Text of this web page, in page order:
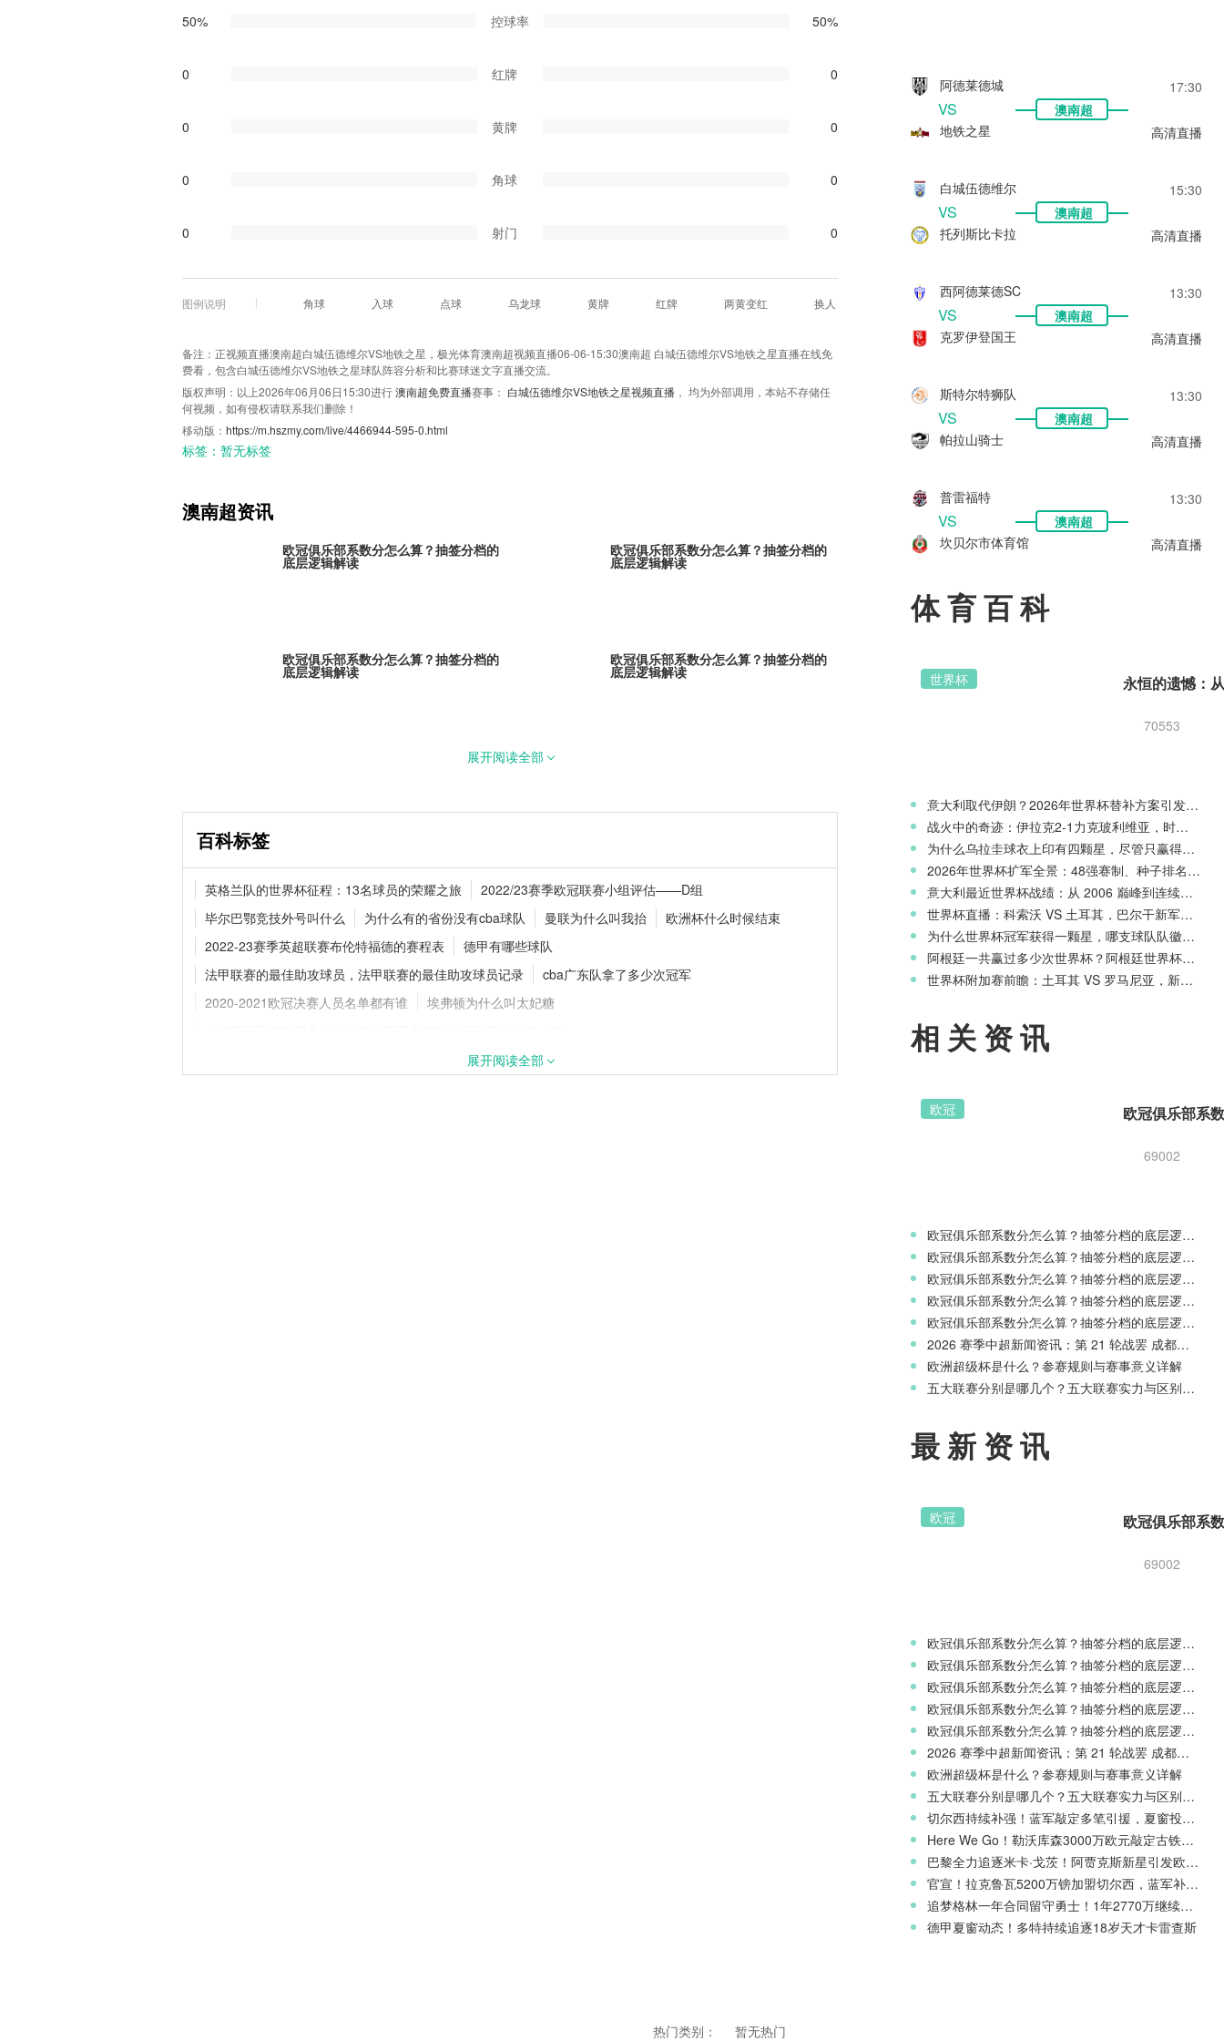
50% 控球率 50%
0 红牌 0
0 黄牌 0
0 角球 0
0 射门 0
图例说明 角球 入球 点球 乌龙球 黄牌 红牌 两黄变红 换人
备注：正视频直播澳南超白城伍德维尔VS地铁之星，极光体育澳南超视频直播06-06-15:30澳南超 白城伍德维尔VS地铁之星直播在线免
费看，包含白城伍德维尔VS地铁之星球队阵容分析和比赛球迷文字直播交流。
版权声明：以上2026年06月06日15:30进行澳南超免费直播赛事： 白城伍德维尔VS地铁之星视频直播 ， 均为外部调用，本站不存储任
何视频，如有侵权请联系我们删除！
移动版： https://m.hszmy.com/live/4466944-595-0.html
标签： 暂无标签
澳南超资讯
欧冠俱乐部系数分怎么算？抽签分档的
底层逻辑解读
欧冠俱乐部系数分怎么算？抽签分档的
底层逻辑解读
欧冠俱乐部系数分怎么算？抽签分档的
底层逻辑解读
欧冠俱乐部系数分怎么算？抽签分档的
底层逻辑解读
欧冠俱乐部系数分怎么算？抽签分档的
2026 赛季中超新闻资讯：第 21 轮战罢
成都蓉城领跑 津门虎读秒绝杀 义详解
五大联赛分别是哪几个？五大联赛实力
与区别科普
切尔西持续补强！蓝军敲定多笔引援，
展开阅读全部
百科标签
英格兰队的世界杯征程：13名球员的荣耀之旅
2022/23赛季欧冠联赛小组评估——D组
毕尔巴鄂竞技外号叫什么
为什么有的省份没有cba球队 曼联为什么叫我抬
欧洲杯什么时候结束
2022-23赛季英超联赛布伦特福德的赛程表
德甲有哪些球队
法甲联赛的最佳助攻球员，法甲联赛的最佳助攻球员记录
cba广东队拿了多少次冠军
2020-2021欧冠决赛人员名单都有谁
埃弗顿为什么叫太妃糖
范佩西鱼跃冲顶是什么时候，范佩西世界杯鱼跃
齐达内为何头顶马特拉齐，齐达内头顶马特拉齐什么事情
展开阅读全部
阿德莱德城 17:30
VS
澳南超
地铁之星
高清直播
白城伍德维尔 15:30
VS
澳南超
托列斯比卡拉
高清直播
西阿德莱德SC 13:30
VS
澳南超
克罗伊登国王
高清直播
斯特尔特狮队 13:30
VS
澳南超
帕拉山骑士
高清直播
普雷福特 13:30
VS
澳南超
坎贝尔市体育馆
高清直播
体育百科
世界杯
70553
意大利取代伊朗？2026年世界杯替补方案引发争议
战火中的奇迹：伊拉克2-1力克玻利维亚，时隔40年重返世界杯舞台
为什么乌拉圭球衣上印有四颗星，尽管只赢得两次世界杯冠军？
2026年世界杯扩军全景：48强赛制、种子排名与淘汰赛新规则
意大利最近世界杯战绩：从 2006 巅峰到连续三届无缘正赛的沉沦
世界杯直播：科索沃 VS 土耳其，巴尔干新军迎战星月军团
为什么世界杯冠军获得一颗星，哪支球队队徽上星星最多？
阿根廷一共赢过多少次世界杯？阿根廷世界杯历史战绩一览
世界杯附加赛前瞻：土耳其 VS 罗马尼亚，新月之星主场冲击世界杯
相关资讯
欧冠
69002
欧冠俱乐部系数分怎么算？抽签分档的底层逻辑解读
欧冠俱乐部系数分怎么算？抽签分档的底层逻辑解读
欧冠俱乐部系数分怎么算？抽签分档的底层逻辑解读
欧冠俱乐部系数分怎么算？抽签分档的底层逻辑解读
欧冠俱乐部系数分怎么算？抽签分档的底层逻辑解读
2026 赛季中超新闻资讯：第 21 轮战罢 成都蓉城领跑 津门虎读秒绝杀
欧洲超级杯是什么？参赛规则与赛事意义详解
五大联赛分别是哪几个？五大联赛实力与区别科普
最新资讯
欧冠
69002
欧冠俱乐部系数分怎么算？抽签分档的底层逻辑解读
欧冠俱乐部系数分怎么算？抽签分档的底层逻辑解读
欧冠俱乐部系数分怎么算？抽签分档的底层逻辑解读
欧冠俱乐部系数分怎么算？抽签分档的底层逻辑解读
欧冠俱乐部系数分怎么算？抽签分档的底层逻辑解读
2026 赛季中超新闻资讯：第 21 轮战罢 成都蓉城领跑 津门虎读秒绝杀
欧洲超级杯是什么？参赛规则与赛事意义详解
五大联赛分别是哪几个？五大联赛实力与区别科普
切尔西持续补强！蓝军敲定多笔引援，夏窗投入稳居英超前列
Here We Go！勒沃库森3000万欧元敲定古铁雷斯，寻找格里马尔多继任者
巴黎全力追逐米卡·戈茨！阿贾克斯新星引发欧冠豪门争夺
官宣！拉克鲁瓦5200万镑加盟切尔西，蓝军补强后防线
追梦格林一年合同留守勇士！1年2770万继续搭档库里
德甲夏窗动态！多特持续追逐18岁天才卡雷查斯
热门类别： 暂无热门